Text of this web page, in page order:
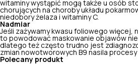
witaminy wystąpić mogą także u osób
chorujących na choroby układu
niedobory żelaza i witaminy C.
Nadmiar
Jeśli zażywamy kwasu foliowego więcej,
to powodować maskowanie objawów
dlatego też często trudno jest
zmian nowotworowych B9 nasila
Polecany produkt